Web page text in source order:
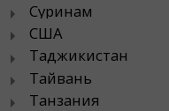
Суринам
США
Таджикистан
Тайвань
Танзания